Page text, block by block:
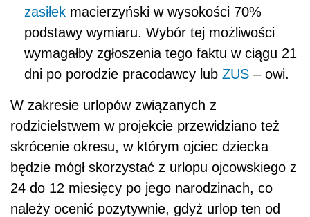
zasiłek macierzyński w wysokości 70%
podstawy wymiaru. Wybór tej możliwości
wymagałby zgłoszenia tego faktu w ciągu 21
dni po porodzie pracodawcy lub ZUS – owi.
W zakresie urlopów związanych z
rodzicielstwem w projekcie przewidziano też
skrócenie okresu, w którym ojciec dziecka
będzie mógł skorzystać z urlopu ojcowskiego z
24 do 12 miesięcy po jego narodzinach, co
należy ocenić pozytywnie, gdyż urlop ten od